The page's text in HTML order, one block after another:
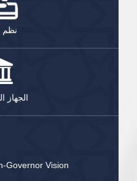
نظم
الجهاز
Governor Vision